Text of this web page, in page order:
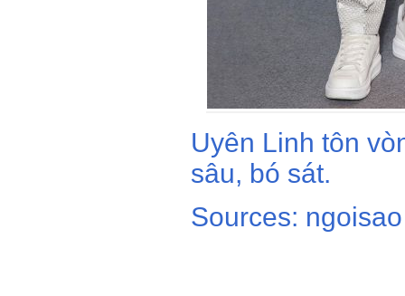
Uyên Linh tôn
sâu, bó sát.
Sources: ngoisao